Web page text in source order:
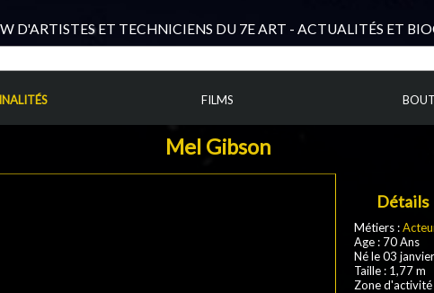
D'ARTISTES ET TECHNICIENS DU 7E ART - ACTUALITÉS ET
FILMS
Mel Gibson
Détails
Métiers :
Age : 70 Ans
Né le 03
Taille : 1,77 m
Zone